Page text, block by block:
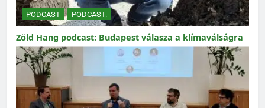
PODCAST PODCAST.
Zöld Hang podcast: Budapest válasza a klímaválságra